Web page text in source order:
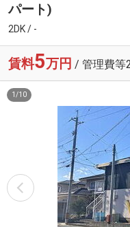
パート)
2DK / -
賃料5万円 / 管理費等
1 /10